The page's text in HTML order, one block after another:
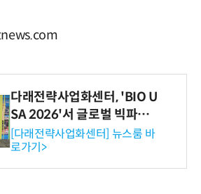
다래전략사업화센터, 'BIO U
SA 2026'서 글로벌 빅파마
와의 비즈니스 미팅 지원…K
-바이오 해외 진출 교두보 확
보
[다래전략사업화센터] 뉴스룸 바
로가기>